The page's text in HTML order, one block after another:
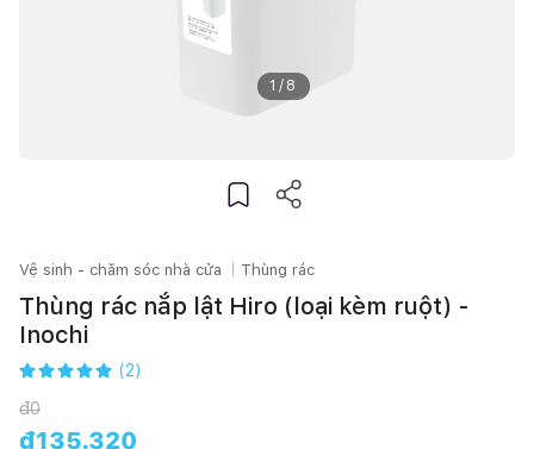
1 / 8
Vệ sinh - chăm sóc nhà cửa Thùng rác
Thùng rác nắp lật Hiro (loại kèm ruột) -
Inochi
(2)
đ0
đ135.320